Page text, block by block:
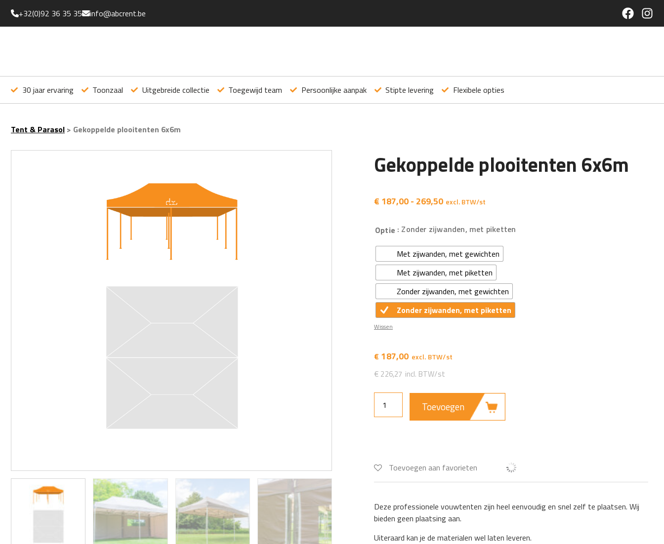
+32(0)92 36 35 35 info@abcrent.be
30 jaar ervaring Toonzaal Uitgebreide collectie Toegewijd team Persoonlijke aanpak Stipte levering Flexibele opties
Tent & Parasol > Gekoppelde plooitenten 6x6m
Gekoppelde plooitenten 6x6m
€ 187,00 - 269,50
Optie : Zonder zijwanden, met piketten
Met zijwanden, met gewichten
Met zijwanden, met piketten
Zonder zijwanden, met gewichten
Zonder zijwanden, met piketten
Wissen
€ 187,00
€ 226,27
Toevoegen
Toevoegen aan favorieten
Deze professionele vouwtenten zijn heel eenvoudig en snel zelf te plaatsen. Wij
bieden geen plaatsing aan.
Uiteraard kan je de materialen wel laten leveren.